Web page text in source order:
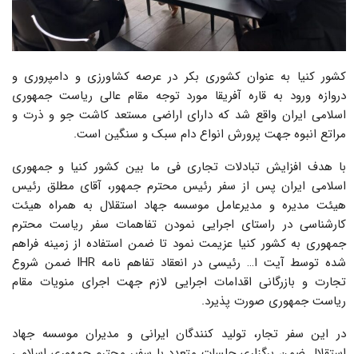
کشور کنیا به عنوان کشوری بکر در عرصه کشاورزی و دامپروری و
دروازه ورود به قاره آفریقا مورد توجه مقام عالی ریاست جمهوری
اسلامی ایران واقع شد که دارای اراضی مستعد کاشت جو و ذرت و
مراتع انبوه جهت پرورش انواع دام سبک و سنگین است.
با هدف افزایش تبادلات تجاری فی ما بین کشور کنیا و جمهوری
اسلامی ایران پس از سفر رئیس محترم جمهور، آقای مطلق رئیس
هیئت مدیره و مدیرعامل موسسه جهاد استقلال به همراه هیئت
کارشناسی در راستای اجرایی نمودن تفاهمات سفر ریاست محترم
جمهوری به کشور کنیا عزیمت نمود تا ضمن استفاده از زمینه فراهم
شده توسط آیت ا… رئیسی در انعقاد تفاهم نامه IHR ضمن شروع
تجارت و بازرگانی اقدامات اجرایی لازم جهت اجرای منویات مقام
ریاست جمهوری صورت پذیرد.
در این سفر تجار، تولید کنندگان ایرانی و مدیران موسسه جهاد